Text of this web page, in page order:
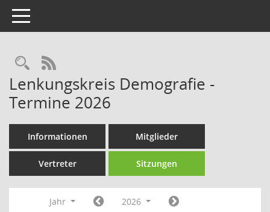
Toggle navigation
Rechercheauswahl
RSS-Feed
Lenkungskreis Demografie -
Termine 2026
Informationen Mitglieder
Vertreter Sitzungen
Jahr
2026